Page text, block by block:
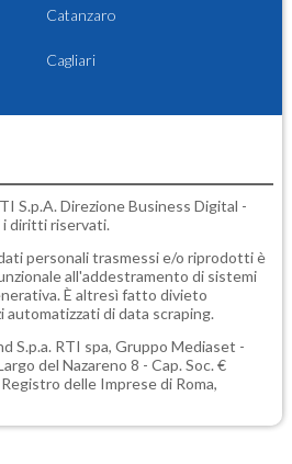
Catanzaro
Cagliari
S.p.A. Direzione Business Digital -
diritti riservati.
personali trasmessi e/o riprodotti è
all'addestramento di sistemi
È altresì fatto divieto
automatizzati di data scraping.
S.p.a. RTI spa, Gruppo Mediaset -
del Nazareno 8 - Cap. Soc. €
delle Imprese di Roma,